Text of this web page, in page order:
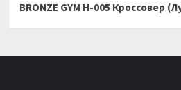
BRONZE GYM H-005 Кроссовер